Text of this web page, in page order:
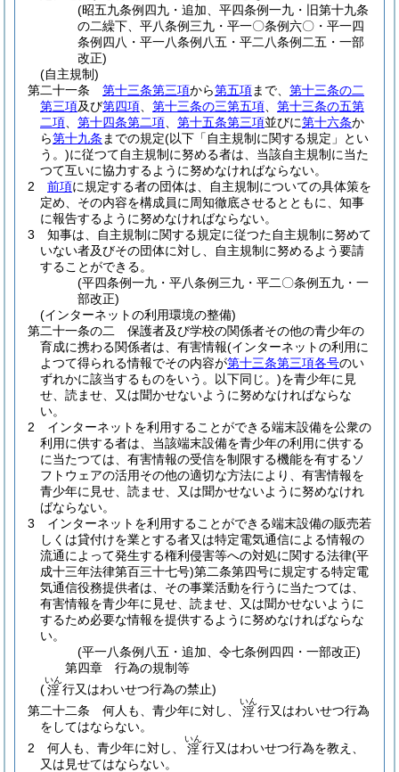
(昭五九条例四九・追加、平四条例一九・旧第十九条
の二繰下、平八条例三九・平一〇条例六〇・平一四
条例四八・平一八条例八五・平二八条例二五・一部
改正)
(自主規制)
第二十一条
第十三条第三項から第五項まで、 第十三条の二
第三項及び第四項 第十三条の三第五項
第十三条の五第
二項
第十四条第二項 第十五条第三項並びに第十六条か
ら第十九条 までの規定(以下「自主規制に関する規定」とい
う。)に従つて自主規制に努める者は、当該自主規制に当た
つて互いに協力するように努めなければならない。
2
前項に規定する者の団体は、自主規制についての具体策を
定め、その内容を構成員に周知徹底させるとともに、知事
に報告するように努めなければならない。
3
知事は、自主規制に関する規定に従つた自主規制に努めて
いない者及びその団体に対し、自主規制に努めるよう要請
することができる。
(平四条例一九・平八条例三九・平二〇条例五九・一
部改正)
(インターネットの利用環境の整備)
第二十一条の二
保護者及び学校の関係者その他の青少年の
育成に携わる関係者は、有害情報(インターネットの利用に
よつて得られる情報でその内容が第十三条第三項各号のい
ずれかに該当するものをいう。以下同じ。)を青少年に見
せ、読ませ、又は聞かせないように努めなければならな
い。
2
インターネットを利用することができる端末設備を公衆の
利用に供する者は、当該端末設備を青少年の利用に供する
に当たつては、有害情報の受信を制限する機能を有するソ
フトウェアの活用その他の適切な方法により、有害情報を
青少年に見せ、読ませ、又は聞かせないように努めなけれ
ばならない。
3
インターネットを利用することができる端末設備の販売若
しくは貸付けを業とする者又は特定電気通信による情報の
流通によって発生する権利侵害等への対処に関する法律(平
成十三年法律第百三十七号)第二条第四号に規定する特定電
気通信役務提供者は、その事業活動を行うに当たつては、
有害情報を青少年に見せ、読ませ、又は聞かせないように
するため必要な情報を提供するように努めなければならな
い。
(平一八条例八五・追加、令七条例四四・一部改正)
第四章
行為の規制等
(淫
いん
行又はわいせつ行為の禁止)
第二十二条
何人も、青少年に対し、 淫
いん
行又はわいせつ行為
をしてはならない。
2
何人も、青少年に対し、 淫
いん
行又はわいせつ行為を教え、
又は見せてはならない。